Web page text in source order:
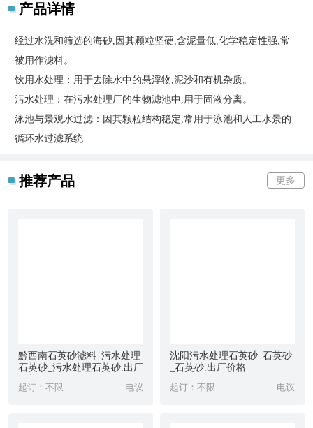
产品详情
经过水洗和筛选的海砂,因其颗粒坚硬,含泥量低,化学稳定性强,常
被用作滤料。
饮用水处理：用于去除水中的悬浮物,泥沙和有机杂质。
污水处理：在污水处理厂的生物滤池中,用于固液分离。
泳池与景观水过滤：因其颗粒结构稳定,常用于泳池和人工水景的
循环水过滤系统
推荐产品 更多
黔西南石英砂滤料_污水处理
石英砂_污水处理石英砂.出厂
起订：不限 电议
沈阳污水处理石英砂_石英砂
_石英砂.出厂价格
起订：不限 电议